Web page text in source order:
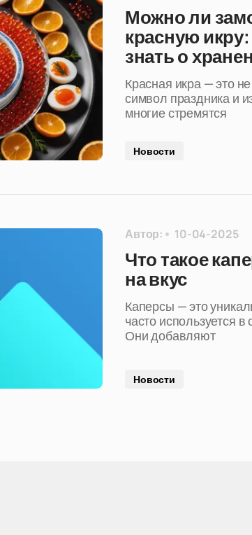
Можно ли
красную
знать о
Красная икра — это
символ праздника и
многие стремятся
Новости
Автор: 10-04-2025
Что такое
на вкус
Каперсы — это
часто используется
Они добавляют
Новости